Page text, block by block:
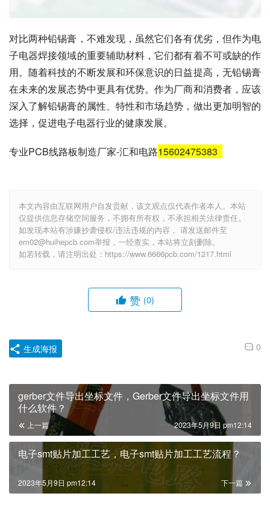
对比两种铅锡膏，不难发现，虽然它们各有优劣，但作为电
子电器焊接领域的重要辅助材料，它们都有着不可或缺的作
用。随着科技的不断发展和环保意识的日益提高，无铅锡膏
在未来的发展态势中更具有优势。作为厂商和消费者，应该
深入了解铅锡膏的属性、特性和市场趋势，做出更加明智的
选择，促进电子电器行业的健康发展。
专业PCB线路板制造厂家-汇和电路15602475383
本文内容由互联网用户自发贡献，该文观点仅代表作者本人。本站
仅提供信息存储空间服务，不拥有所有权，不承担相关法律责任。
如发现本站有涉嫌抄袭侵权/违法违规的内容， 请发送邮件至
em02@huihepcb.com举报，一经查实，本站将立刻删除。
如若转载，请注明出处：https://www.6666pcb.com/1217.html
赞 (0)
0
生成海报
gerber文件导出坐标文件，Gerber文件导出坐标文件用
什么软件？
上一篇 2023年5月9日 pm12:14
电子smt贴片加工工艺，电子smt贴片加工工艺流程？
下一篇
2023年5月9日 pm12:14